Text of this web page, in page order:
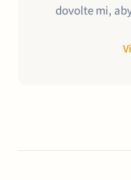
dovolte mi,